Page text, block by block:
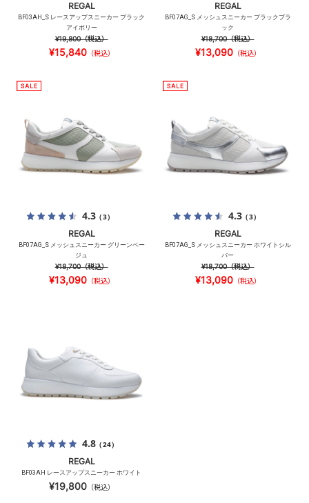
REGAL
BF03AH_S レースアップスニーカー ブラック
アイボリー
¥19,800（税込）
¥15,840（税込）
REGAL
BF07AG_S メッシュスニーカー ブラックブラ
ック
¥18,700（税込）
¥13,090（税込）
4.3（3）
REGAL
BF07AG_S メッシュスニーカー グリーンベー
ジュ
¥18,700（税込）
¥13,090（税込）
4.3（3）
REGAL
BF07AG_S メッシュスニーカー ホワイトシル
バー
¥18,700（税込）
¥13,090（税込）
4.8（24）
REGAL
BF03AH レースアップスニーカー ホワイト
¥19,800（税込）